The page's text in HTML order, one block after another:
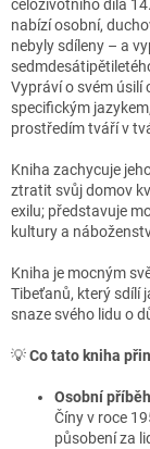
celoživotního díla
nabízí osobní,
nebyly sdíleny – a
Vypráví o svém úsilí
specifickým
prostředím tváří v
Kniha zachycuje
ztratit svůj domov
exilu; představuje
kultury a
Kniha je mocným
Tibeťanů, který sdílí
snaze svého lidu o
💡Co tato kniha
Osobní
Číny v roce
působení za